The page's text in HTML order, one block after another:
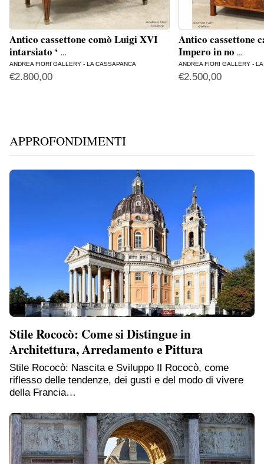
Antico cassettone comò Luigi XVI
intarsiato ‘ …
ANDREA FIORI GALLERY - LA CASSAPANCA
€2.800,00
Antico cassettone
Impero in no …
ANDREA FIORI GALLERY -
€2.500,00
APPROFONDIMENTI
Stile Rococò: Come si Distingue in
Architettura, Arredamento e Pittura
Stile Rococò: Nascita e Sviluppo Il Rococò, come
riflesso delle tendenze, dei gusti e del modo di vivere
della Francia…